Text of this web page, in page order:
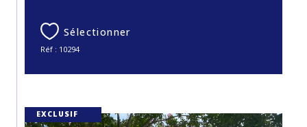
Sélectionner
Réf : 10294
EXCLUSIF